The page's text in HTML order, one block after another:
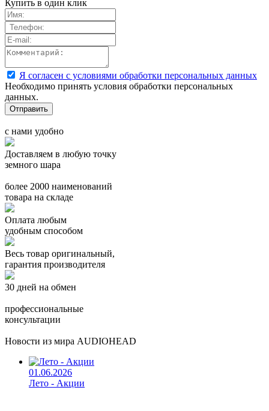
Купить в один клик
Я согласен с условиями обработки персональных данных
Необходимо принять условия обработки персональных
данных.
с нами удобно
Доставляем в любую точку
земного шара
более 2000 наименований
товара на складе
Оплата любым
удобным способом
Весь товар оригинальный,
гарантия производителя
30 дней на обмен
профессиональные
консультации
Новости из мира AUDIOHEAD
01.06.2026
Лето - Акции